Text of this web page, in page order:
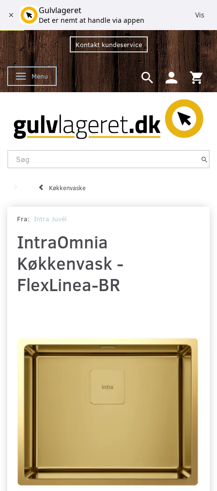
Kontakt kundeservice
Skifte navigation
Menu
Køkkenvaske
Fra: Intra Juvél
IntraOmnia
Køkkenvask -
FlexLinea-BR
Gulvlageret
Det er nemt at handle via appen
Vis